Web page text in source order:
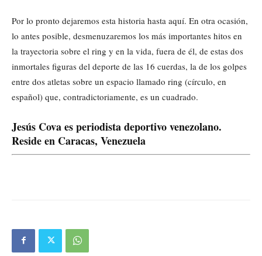
Por lo pronto dejaremos esta historia hasta aquí. En otra ocasión,
lo antes posible, desmenuzaremos los más importantes hitos en
la trayectoria sobre el ring y en la vida, fuera de él, de estas dos
inmortales figuras del deporte de las 16 cuerdas, la de los golpes
entre dos atletas sobre un espacio llamado ring (círculo, en
español) que, contradictoriamente, es un cuadrado.
Jesús Cova es periodista deportivo venezolano.
Reside en Caracas, Venezuela